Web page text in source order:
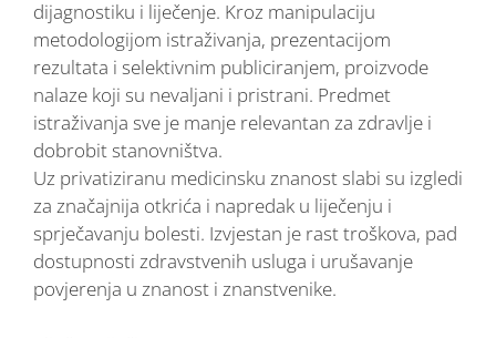
dijagnostiku i liječenje. Kroz manipulaciju
metodologijom istraživanja, prezentacijom
rezultata i selektivnim publiciranjem, proizvode
nalaze koji su nevaljani i pristrani. Predmet
istraživanja sve je manje relevantan za zdravlje i
dobrobit stanovništva.
Uz privatiziranu medicinsku znanost slabi su izgledi
za značajnija otkrića i napredak u liječenju i
sprječavanju bolesti. Izvjestan je rast troškova, pad
dostupnosti zdravstvenih usluga i urušavanje
povjerenja u znanost i znanstvenike.